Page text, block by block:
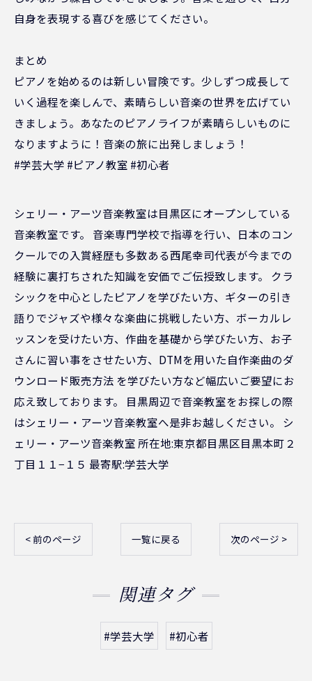
自身を表現する喜びを感じてください。
まとめ
ピアノを始めるのは新しい冒険です。少しずつ成長して
いく過程を楽しんで、素晴らしい音楽の世界を広げてい
きましょう。あなたのピアノライフが素晴らしいものに
なりますように！音楽の旅に出発しましょう！
#学芸大学 #ピアノ教室 #初心者
シェリー・アーツ音楽教室は目黒区にオープンしている
音楽教室です。 音楽専門学校で指導を行い、日本のコン
クールでの入賞経歴も多数ある西尾幸司代表が今までの
経験に裏打ちされた知識を安価でご伝授致します。 クラ
シックを中心としたピアノを学びたい方、ギターの引き
語りでジャズや様々な楽曲に挑戦したい方、ボーカルレ
ッスンを受けたい方、作曲を基礎から学びたい方、お子
さんに習い事をさせたい方、DTMを用いた自作楽曲のダ
ウンロード販売方法 を学びたい方など幅広いご要望にお
応え致しております。 目黒周辺で音楽教室をお探しの際
はシェリー・アーツ音楽教室へ是非お越しください。 シ
ェリー・アーツ音楽教室 所在地:東京都目黒区目黒本町２
丁目１１−１５ 最寄駅:学芸大学
< 前のページ 一覧に戻る 次のページ >
関連タグ
#学芸大学 #初心者